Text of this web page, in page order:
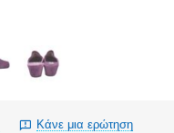
Κάνε μια ερώτηση